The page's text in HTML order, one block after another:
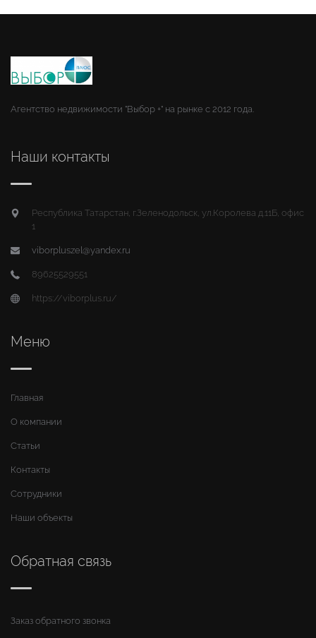
Агентство недвижимости "Выбор +" на рынке с 2012 года.
Наши контакты
Республика Татарстан, г.Зеленодольск, ул.Королева д.11Б, офис
1
viborpluszel@yandex.ru
89625529551
https://viborplus.ru/
Меню
Главная
О компании
Статьи
Контакты
Сотрудники
Наши объекты
Обратная связь
Заказ обратного звонка